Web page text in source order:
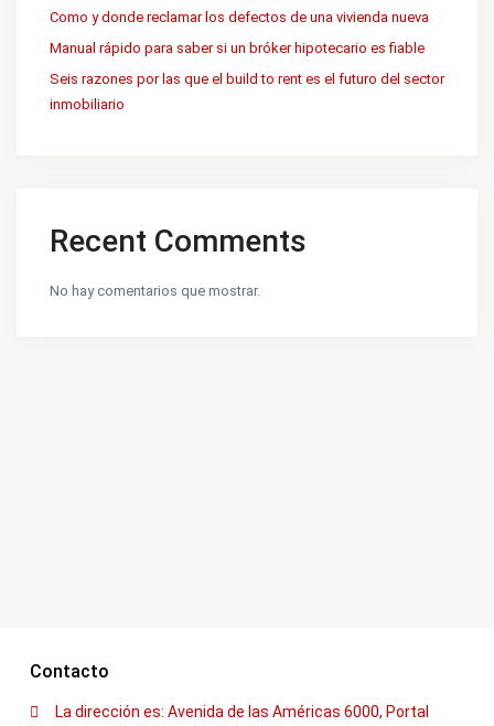
Como y donde reclamar los defectos de una vivienda nueva
Manual rápido para saber si un bróker hipotecario es fiable
Seis razones por las que el build to rent es el futuro del sector
inmobiliario
Recent Comments
No hay comentarios que mostrar.
Contacto
La dirección es: Avenida de las Américas 6000, Portal